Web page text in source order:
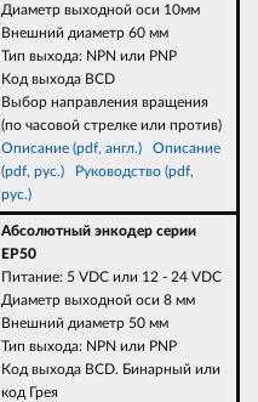
Диаметр выходной оси 10мм
Внешний диаметр 60 мм
Тип выхода: NPN или PNP
Код выхода BCD
Выбор направления вращения
(по часовой стрелке или против)
Описание (pdf, англ.)
Описание
(pdf, рус.)
Руководство (pdf,
рус.)
Абсолютный энкодер серии
EP50
Питание: 5 VDC или 12 - 24 VDC
Диаметр выходной оси 8 мм
Внешний диаметр 50 мм
Тип выхода: NPN или PNP
Код выхода BCD. Бинарный или
код Грея